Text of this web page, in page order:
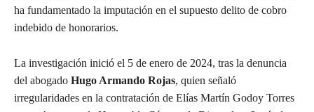
ha fundamentado la imputación en el supuesto delito de cobro
indebido de honorarios.
La investigación inició el 5 de enero de 2024, tras la denuncia
del abogado Hugo Armando Rojas, quien señaló
irregularidades en la contratación de Elías Martín Godoy Torres